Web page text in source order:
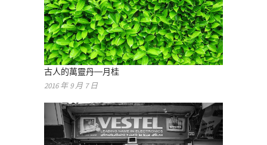
古人的萬靈丹—月桂
2016 年 9 月 7 日